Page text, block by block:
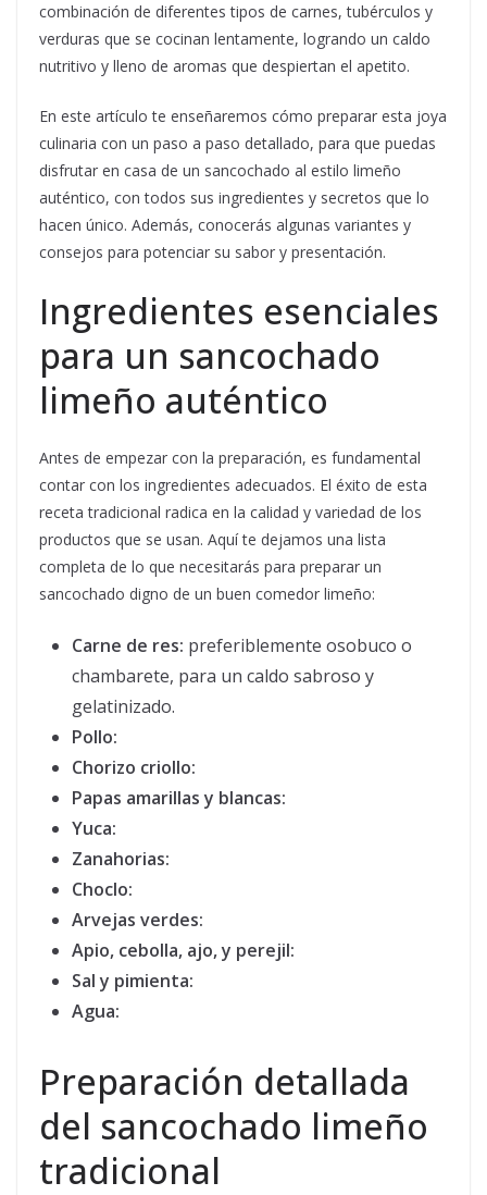
combinación de diferentes tipos de carnes, tubérculos y
verduras que se cocinan lentamente, logrando un caldo
nutritivo y lleno de aromas que despiertan el apetito.
En este artículo te enseñaremos cómo preparar esta joya
culinaria con un paso a paso detallado, para que puedas
disfrutar en casa de un sancochado al estilo limeño
auténtico, con todos sus ingredientes y secretos que lo
hacen único. Además, conocerás algunas variantes y
consejos para potenciar su sabor y presentación.
Ingredientes esenciales
para un sancochado
limeño auténtico
Antes de empezar con la preparación, es fundamental
contar con los ingredientes adecuados. El éxito de esta
receta tradicional radica en la calidad y variedad de los
productos que se usan. Aquí te dejamos una lista
completa de lo que necesitarás para preparar un
sancochado digno de un buen comedor limeño:
Carne de res: preferiblemente osobuco o
chambarete, para un caldo sabroso y
gelatinizado.
Pollo:
Chorizo criollo:
Papas amarillas y blancas:
Yuca:
Zanahorias:
Choclo:
Arvejas verdes:
Apio, cebolla, ajo, y perejil:
Sal y pimienta:
Agua:
Preparación detallada
del sancochado limeño
tradicional